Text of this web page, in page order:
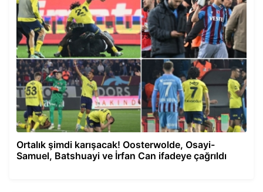
Ortalık şimdi karışacak! Oosterwolde, Osayi-
Samuel, Batshuayi ve İrfan Can ifadeye çağrıldı